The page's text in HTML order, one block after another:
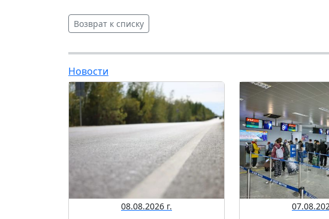
Возврат к списку
Новости
08.08.2026 г.